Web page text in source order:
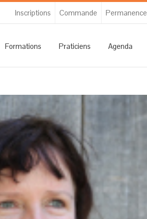
Inscriptions Commande Permanence
Formations Praticiens Agenda